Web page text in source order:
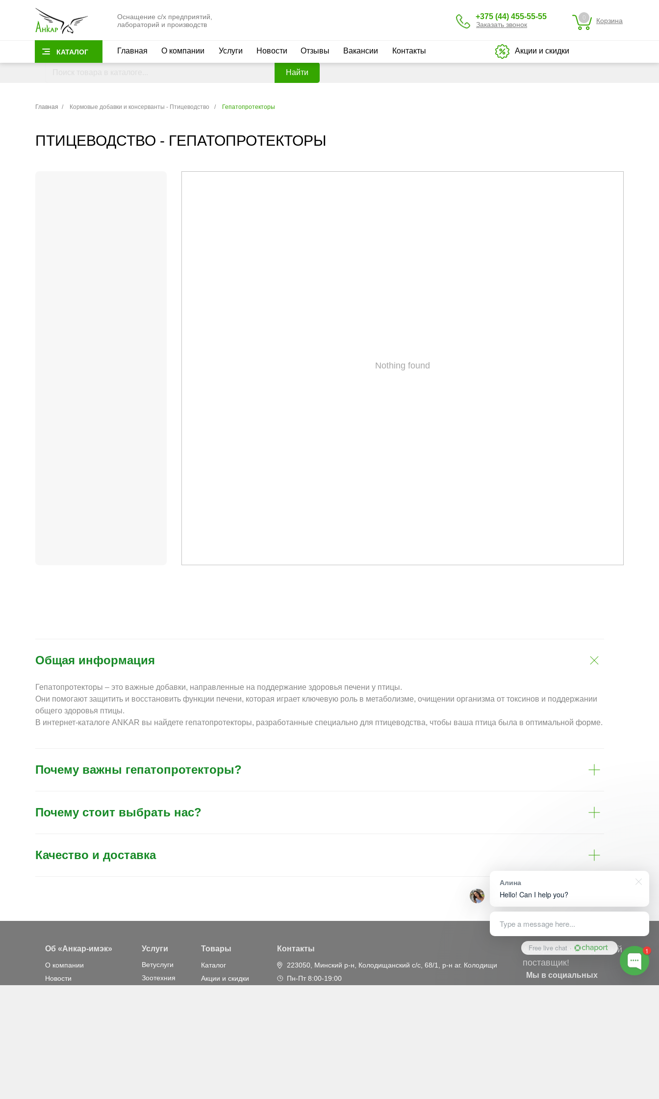
Оснащение с/х предприятий,
лабораторий и производств
+375 (44) 455-55-55
Заказать звонок
КАТАЛОГ Акции и скидки
Главная О компании Услуги Новости Отзывы Вакансии Контакты
Корзина
0
Найти
Главная / Кормовые добавки и консерванты - Птицеводство Гепатопротекторы
/
ПТИЦЕВОДСТВО - ГЕПАТОПРОТЕКТОРЫ
Nothing found
Общая информация
Гепатопротекторы – это важные добавки, направленные на поддержание здоровья печени у птицы.
Они помогают защитить и восстановить функции печени, которая играет ключевую роль в метаболизме, очищении организма от токсинов и поддержании
общего здоровья птицы.
В интернет-каталоге ANKAR вы найдете гепатопротекторы, разработанные специально для птицеводства, чтобы ваша птица была в оптимальной форме.
Почему важны гепатопротекторы?
Почему стоит выбрать нас?
Качество и доставка
Об «Анкар-имэк»
О компании
Новости
Услуги
Ветуслуги
Зоотехния
Товары
Каталог
Акции и скидки
Контакты
223050, Минский р-н, Колодищанский с/с, 68/1, р-н аг. Колодищи
Пн-Пт 8:00-19:00
Анкар — ваш надёжный
поставщик!
Мы в социальных
сетях
1
Алина
Hello! Can I help you?
Type a message here...
Free live chat ·